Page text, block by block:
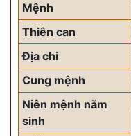
Mệnh
Thiên can
Địa chi
Cung mệnh
Niên mệnh năm
sinh